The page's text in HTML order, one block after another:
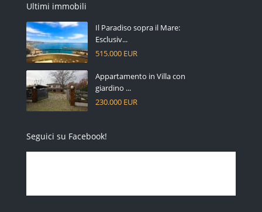
Ultimi immobili
Il Paradiso sopra il Mare:
Esclusiv...
515.000 EUR
Appartamento in Villa con
giardino ...
230.000 EUR
Seguici su Facebook!